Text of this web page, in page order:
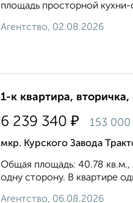
площадь просторной кухни-
Агентство, 02.08.2026
1-к квартира,
6 239 340 ₽ 153 000
мкр. Курского Завода
Общая площадь: 40.78 кв.м.,
одну сторону. В квартире
Агентство, 06.08.2026